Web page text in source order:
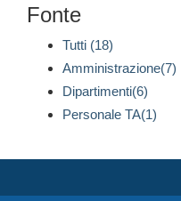
Fonte
Tutti (18)
Amministrazione(7)
Dipartimenti(6)
Personale TA(1)